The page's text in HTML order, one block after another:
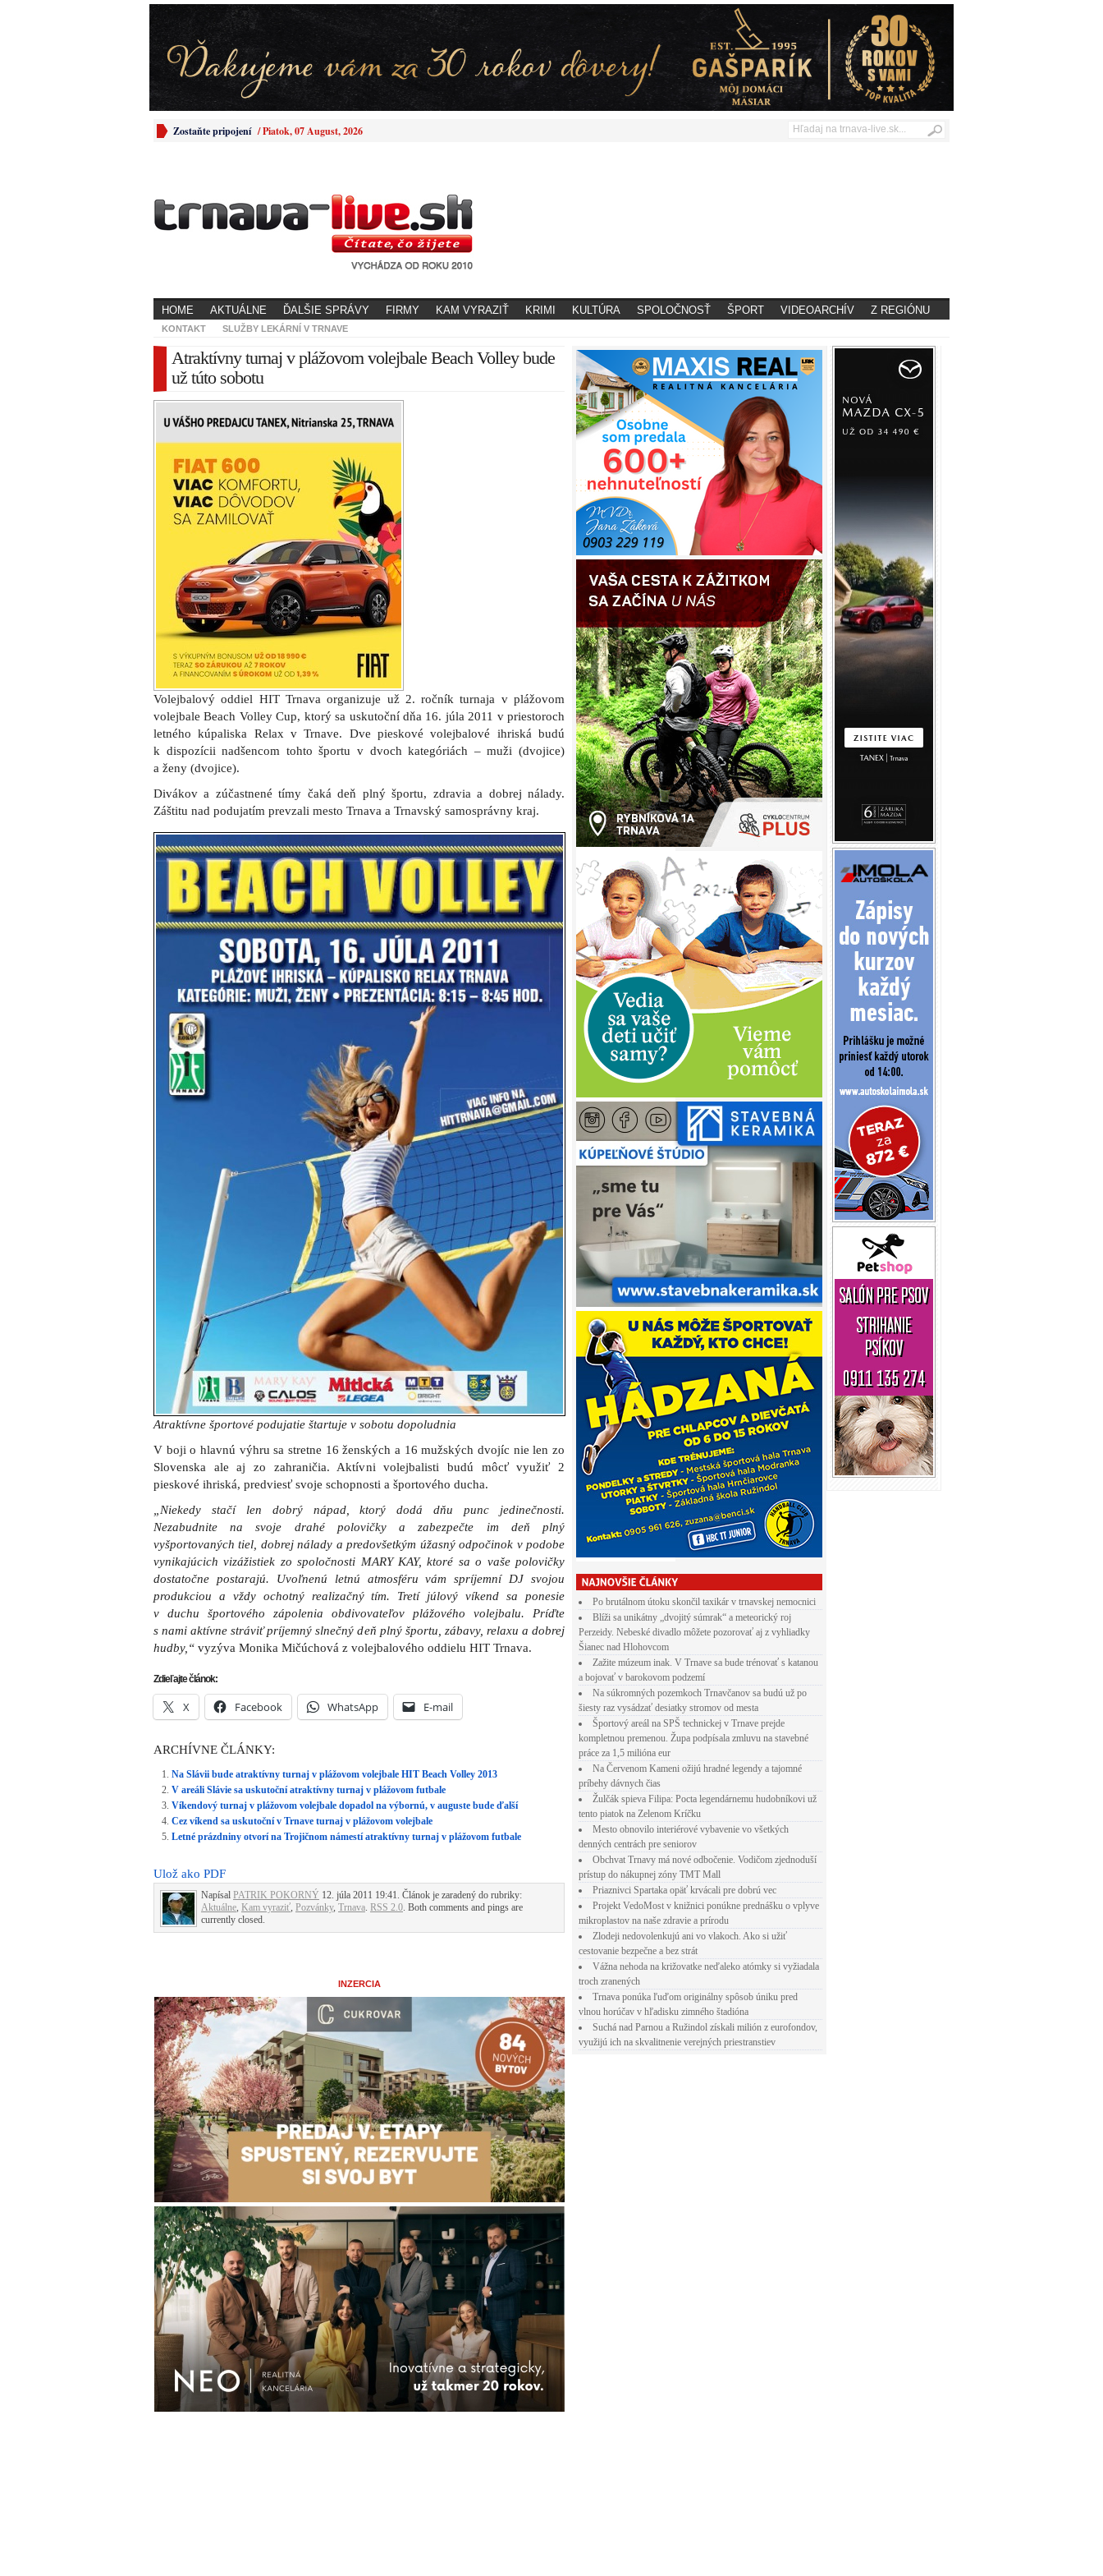
Zostaňte pripojení /Piatok, 07 August, 2026
HOME AKTUÁLNE ĎALŠIE SPRÁVY FIRMY KAM VYRAZIŤ KRIMI KULTÚRA SPOLOČNOSŤ ŠPORT VIDEOARCHÍV Z REGIÓNU
KONTAKT SLUŽBY LEKÁRNÍ V TRNAVE
Atraktívny turnaj v plážovom volejbale Beach Volley bude
už túto sobotu
Volejbalový oddiel HIT Trnava organizuje už 2. ročník turnaja v plážovom
volejbale Beach Volley Cup, ktorý sa uskutoční dňa 16. júla 2011 v priestoroch
letného kúpaliska Relax v Trnave. Dve pieskové volejbalové ihriská budú
k dispozícii nadšencom tohto športu v dvoch kategóriách – muži (dvojice)
a ženy (dvojice).
Divákov a zúčastnené tímy čaká deň plný športu, zdravia a dobrej nálady.
Záštitu nad podujatím prevzali mesto Trnava a Trnavský samosprávny kraj.
Atraktívne športové podujatie štartuje v sobotu dopoludnia
V boji o hlavnú výhru sa stretne 16 ženských a 16 mužských dvojíc nie len zo
Slovenska ale aj zo zahraničia. Aktívni volejbalisti budú môcť využiť 2
pieskové ihriská, predviesť svoje schopnosti a športového ducha.
„Niekedy stačí len dobrý nápad, ktorý dodá dňu punc jedinečnosti.
Nezabudnite na svoje drahé polovičky a zabezpečte im deň plný
vyšportovaných tiel, dobrej nálady a predovšetkým úžasný odpočinok v podobe
vynikajúcich vizážistiek zo spoločnosti MARY KAY, ktoré sa o vaše polovičky
dostatočne postarajú. Uvoľnenú letnú atmosféru vám spríjemní DJ svojou
produkciou a vždy ochotný realizačný tím. Tretí júlový víkend sa ponesie
v duchu športového zápolenia obdivovateľov plážového volejbalu. Príďte
s nami aktívne stráviť príjemný slnečný deň plný športu, zábavy, relaxu a dobrej
hudby,“ vyzýva Monika Mičúchová z volejbalového oddielu HIT Trnava.
Zdieľajte článok:
X Facebook WhatsApp E-mail
ARCHÍVNE ČLÁNKY:
Na Slávii bude atraktívny turnaj v plážovom volejbale HIT Beach Volley 2013
V areáli Slávie sa uskutoční atraktívny turnaj v plážovom futbale
Víkendový turnaj v plážovom volejbale dopadol na výbornú, v auguste bude ďalší
Cez víkend sa uskutoční v Trnave turnaj v plážovom volejbale
Letné prázdniny otvorí na Trojičnom námestí atraktívny turnaj v plážovom futbale
Ulož ako PDF
Napísal PATRIK POKORNÝ 12. júla 2011 19:41. Článok je zaradený do rubriky:
Aktuálne, Kam vyraziť, Pozvánky, Trnava. RSS 2.0. Both comments and pings are
currently closed.
INZERCIA
Po brutálnom útoku skončil taxikár v trnavskej nemocnici
Blíži sa unikátny „dvojitý súmrak“ a meteorický roj
Perzeidy. Nebeské divadlo môžete pozorovať aj z vyhliadky
Šianec nad Hlohovcom
Zažite múzeum inak. V Trnave sa bude trénovať s katanou
a bojovať v barokovom podzemí
Na súkromných pozemkoch Trnavčanov sa budú už po
šiesty raz vysádzať desiatky stromov od mesta
Športový areál na SPŠ technickej v Trnave prejde
kompletnou premenou. Župa podpísala zmluvu na stavebné
práce za 1,5 milióna eur
Na Červenom Kameni ožijú hradné legendy a tajomné
príbehy dávnych čias
Žulčák spieva Filipa: Pocta legendárnemu hudobníkovi už
tento piatok na Zelenom Kríčku
Mesto obnovilo interiérové vybavenie vo všetkých
denných centrách pre seniorov
Obchvat Trnavy má nové odbočenie. Vodičom zjednoduší
prístup do nákupnej zóny TMT Mall
Priaznivci Spartaka opäť krvácali pre dobrú vec
Projekt VedoMost v knižnici ponúkne prednášku o vplyve
mikroplastov na naše zdravie a prírodu
Zlodeji nedovolenkujú ani vo vlakoch. Ako si užiť
cestovanie bezpečne a bez strát
Vážna nehoda na križovatke neďaleko atómky si vyžiadala
troch zranených
Trnava ponúka ľuďom originálny spôsob úniku pred
vlnou horúčav v hľadisku zimného štadióna
Suchá nad Parnou a Ružindol získali milión z eurofondov,
využijú ich na skvalitnenie verejných priestranstiev